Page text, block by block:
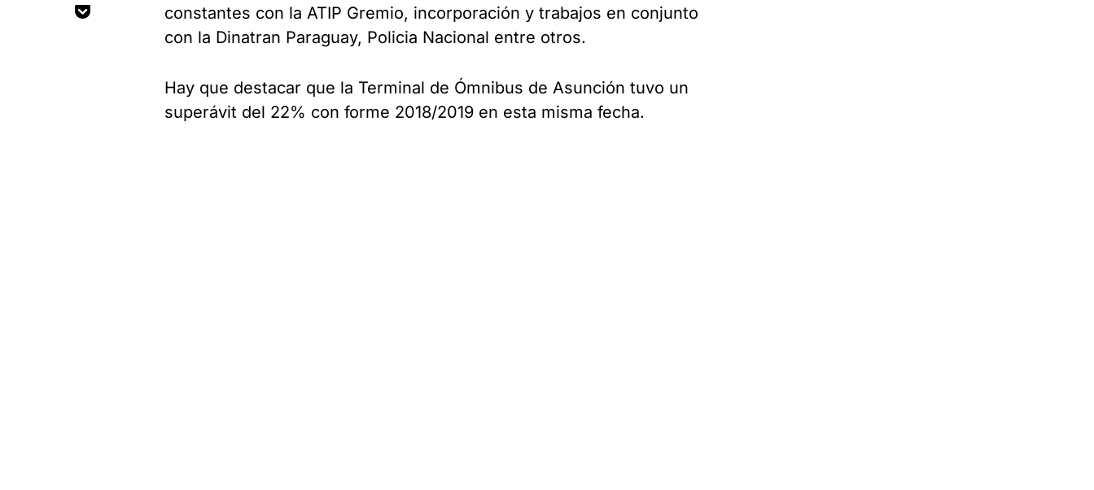
constantes con la ATIP Gremio, incorporación y trabajos en conjunto
con la Dinatran Paraguay, Policia Nacional entre otros.
Hay que destacar que la Terminal de Ómnibus de Asunción tuvo un
superávit del 22% con forme 2018/2019 en esta misma fecha.